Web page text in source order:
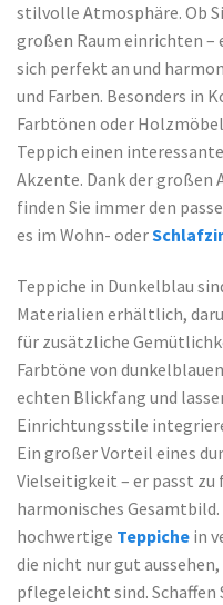
stilvolle Atmosphäre. Ob
großen Raum einrichten –
sich perfekt an und
und Farben. Besonders in
Farbtönen oder
Teppich einen
Akzente. Dank der großen
finden Sie immer den
es im Wohn- oder
Teppiche in Dunkelblau
Materialien erhältlich,
für zusätzliche
Farbtöne von
echten Blickfang und
Einrichtungsstile
Ein großer Vorteil eines
Vielseitigkeit – er passt zu
harmonisches Gesamtbild.
hochwertige Teppiche in
die nicht nur gut
pflegeleicht sind.